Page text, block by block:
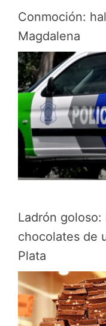
Conmoción:
Magdalena
Ladrón
chocolates de
Plata